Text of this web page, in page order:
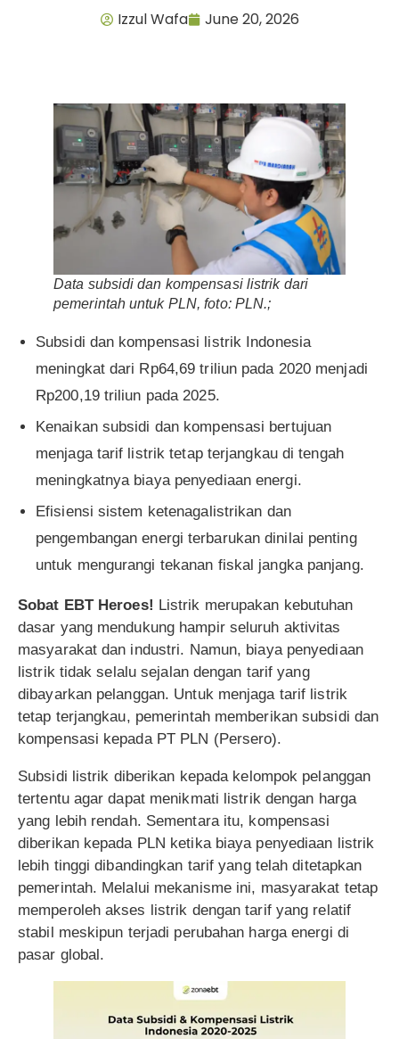
Izzul Wafa June 20, 2026
Data subsidi dan kompensasi listrik dari
pemerintah untuk PLN, foto: PLN.;
Subsidi dan kompensasi listrik Indonesia
meningkat dari Rp64,69 triliun pada 2020 menjadi
Rp200,19 triliun pada 2025.
Kenaikan subsidi dan kompensasi bertujuan
menjaga tarif listrik tetap terjangkau di tengah
meningkatnya biaya penyediaan energi.
Efisiensi sistem ketenagalistrikan dan
pengembangan energi terbarukan dinilai penting
untuk mengurangi tekanan fiskal jangka panjang.
Sobat EBT Heroes! Listrik merupakan kebutuhan
dasar yang mendukung hampir seluruh aktivitas
masyarakat dan industri. Namun, biaya penyediaan
listrik tidak selalu sejalan dengan tarif yang
dibayarkan pelanggan. Untuk menjaga tarif listrik
tetap terjangkau, pemerintah memberikan subsidi dan
kompensasi kepada PT PLN (Persero).
Subsidi listrik diberikan kepada kelompok pelanggan
tertentu agar dapat menikmati listrik dengan harga
yang lebih rendah. Sementara itu, kompensasi
diberikan kepada PLN ketika biaya penyediaan listrik
lebih tinggi dibandingkan tarif yang telah ditetapkan
pemerintah. Melalui mekanisme ini, masyarakat tetap
memperoleh akses listrik dengan tarif yang relatif
stabil meskipun terjadi perubahan harga energi di
pasar global.